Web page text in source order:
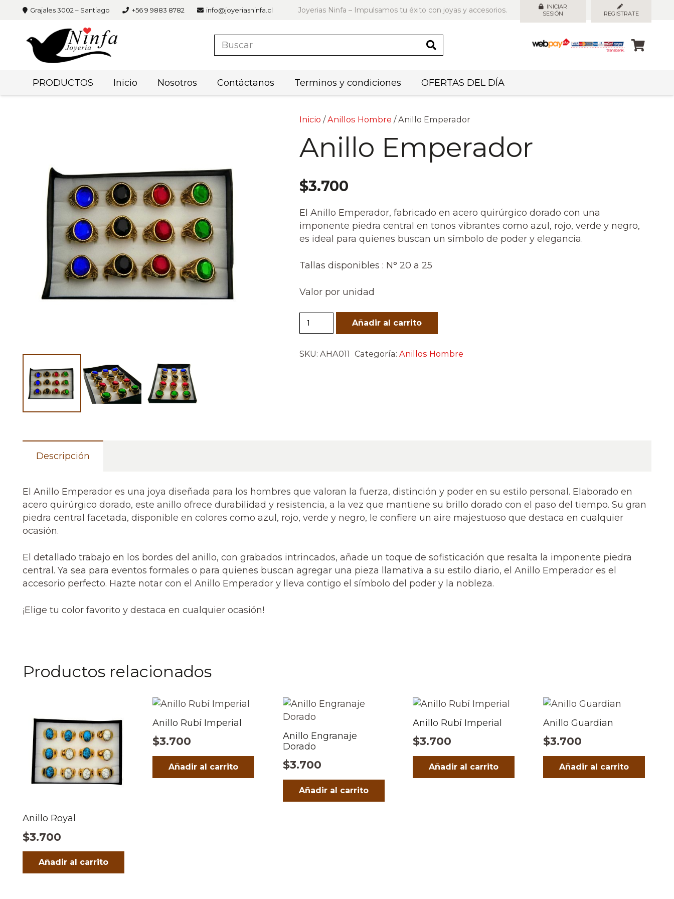
Grajales 3002 – Santiago +56 9 9883 8782 info@joyeriasninfa.cl Joyerias Ninfa – Impulsamos tu éxito con joyas y accesorios.
INICIAR
SESIÓN
REGISTRATE
PRODUCTOS Inicio Nosotros Contáctanos Terminos y condiciones OFERTAS DEL DÍA
Inicio /Anillos Hombre / Anillo Emperador
Anillo Emperador
$3.700
El Anillo Emperador, fabricado en acero quirúrgico dorado con una
imponente piedra central en tonos vibrantes como azul, rojo, verde y negro,
es ideal para quienes buscan un símbolo de poder y elegancia.
Tallas disponibles : N° 20 a 25
Valor por unidad
Anillo
Emperador
Añadir al carrito
SKU: AHA011 Categoría:Anillos Hombre
Descripción
El Anillo Emperador es una joya diseñada para los hombres que valoran la fuerza, distinción y poder en su estilo personal. Elaborado en
acero quirúrgico dorado, este anillo ofrece durabilidad y resistencia, a la vez que mantiene su brillo dorado con el paso del tiempo. Su gran
piedra central facetada, disponible en colores como azul, rojo, verde y negro, le confiere un aire majestuoso que destaca en cualquier
ocasión.
El detallado trabajo en los bordes del anillo, con grabados intrincados, añade un toque de sofisticación que resalta la imponente piedra
central. Ya sea para eventos formales o para quienes buscan agregar una pieza llamativa a su estilo diario, el Anillo Emperador es el
accesorio perfecto. Hazte notar con el Anillo Emperador y lleva contigo el símbolo del poder y la nobleza.
¡Elige tu color favorito y destaca en cualquier ocasión!
Productos relacionados
Anillo Royal
$3.700
Añadir al carrito
Anillo Rubí Imperial
$3.700
Añadir al carrito
Anillo Engranaje
Dorado
$3.700
Añadir al carrito
Anillo Rubí Imperial
$3.700
Añadir al carrito
Anillo Guardian
$3.700
Añadir al carrito